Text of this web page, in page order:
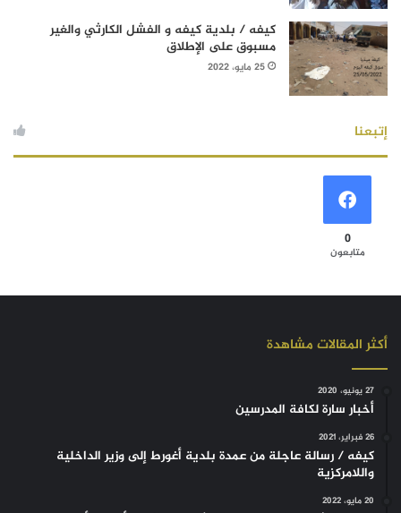
كيفه / بلدية كيفه و الفشل الكارثي والغير
مسبوق على الإطلاق
25 مايو، 2022
إتبعنا
0
متابعون
أكثر المقالات مشاهدة
27 يونيو، 2020
أخبار سارة لكافة المدرسين
26 فبراير، 2021
كيفه / رسالة عاجلة من عمدة بلدية أغورط إلى وزير الداخلية
واللامركزية
20 مايو، 2022